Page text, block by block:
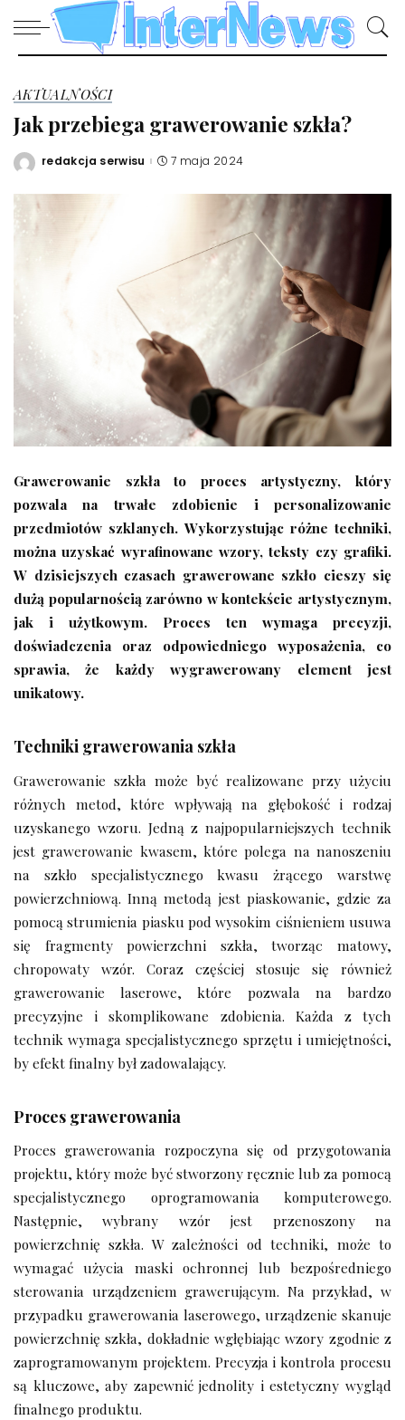
AKTUALNOŚCI
Jak przebiega grawerowanie szkła?
Posted
redakcja serwisu 7 maja 2024
Grawerowanie szkła to proces artystyczny, który
pozwala na trwałe zdobienie i personalizowanie
przedmiotów szklanych. Wykorzystując różne techniki,
można uzyskać wyrafinowane wzory, teksty czy grafiki.
W dzisiejszych czasach grawerowane szkło cieszy się
dużą popularnością zarówno w kontekście artystycznym,
jak i użytkowym. Proces ten wymaga precyzji,
doświadczenia oraz odpowiedniego wyposażenia, co
sprawia, że każdy wygrawerowany element jest
unikatowy.
Techniki grawerowania szkła
Grawerowanie szkła może być realizowane przy użyciu
różnych metod, które wpływają na głębokość i rodzaj
uzyskanego wzoru. Jedną z najpopularniejszych technik
jest grawerowanie kwasem, które polega na nanoszeniu
na szkło specjalistycznego kwasu żrącego warstwę
powierzchniową. Inną metodą jest piaskowanie, gdzie za
pomocą strumienia piasku pod wysokim ciśnieniem usuwa
się fragmenty powierzchni szkła, tworząc matowy,
chropowaty wzór. Coraz częściej stosuje się również
grawerowanie laserowe, które pozwala na bardzo
precyzyjne i skomplikowane zdobienia. Każda z tych
technik wymaga specjalistycznego sprzętu i umiejętności,
by efekt finalny był zadowalający.
Proces grawerowania
Proces grawerowania rozpoczyna się od przygotowania
projektu, który może być stworzony ręcznie lub za pomocą
specjalistycznego oprogramowania komputerowego.
Następnie, wybrany wzór jest przenoszony na
powierzchnię szkła. W zależności od techniki, może to
wymagać użycia maski ochronnej lub bezpośredniego
sterowania urządzeniem grawerującym. Na przykład, w
przypadku grawerowania laserowego, urządzenie skanuje
powierzchnię szkła, dokładnie wgłębiając wzory zgodnie z
zaprogramowanym projektem. Precyzja i kontrola procesu
są kluczowe, aby zapewnić jednolity i estetyczny wygląd
finalnego produktu.